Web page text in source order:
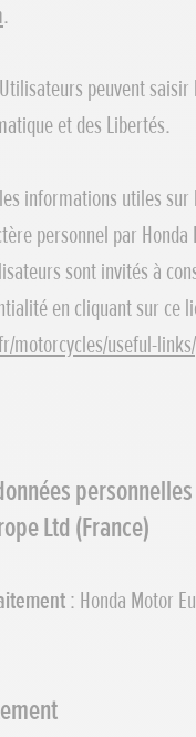
.
peuvent saisir
et des Libertés.
informations utiles
personnel par
sont invités à
en cliquant sur ce
motorcycles/useful-
Ltd (France)
: Honda Motor